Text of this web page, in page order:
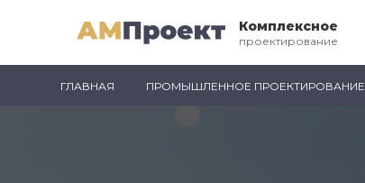
Комплексное
проектирование
ГЛАВНАЯ ПРОМЫШЛЕННОЕ ПРОЕКТИРОВАНИЕ